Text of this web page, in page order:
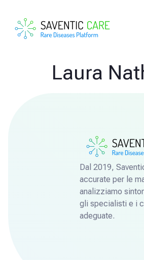
Laura
Dal 2019,
accurate per le
analizziamo
gli specialisti e i
adeguate.